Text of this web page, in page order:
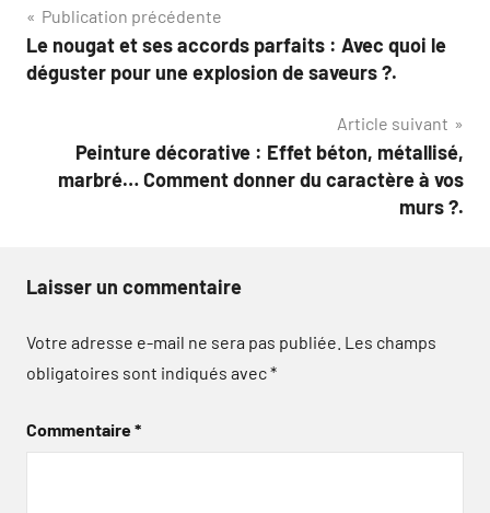
Navigation
de
Publication précédente
Le nougat et ses accords parfaits : Avec quoi le
déguster pour une explosion de saveurs ?.
Article suivant
Peinture décorative : Effet béton, métallisé,
marbré… Comment donner du caractère à vos
murs ?.
Laisser un commentaire
Votre adresse e-mail ne sera pas publiée. Les champs
obligatoires sont indiqués avec*
Commentaire*